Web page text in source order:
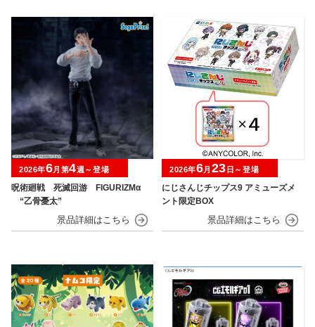
呪術廻戦 死滅回游 FIGURIZMα
“乙骨憂太”
2026年6月第4週～登場
にじさんじチップス9 アミューズメ
ント限定BOX
2026年6月 23 日～登場